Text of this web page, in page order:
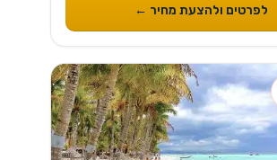
לפרטים ולהצעת מחיר ←